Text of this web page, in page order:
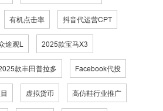
有机点击率 抖音代运营CPT
途观L 2025款宝马X3
款丰田普拉多 Facebook代投
虚拟货币 高仿鞋行业推广